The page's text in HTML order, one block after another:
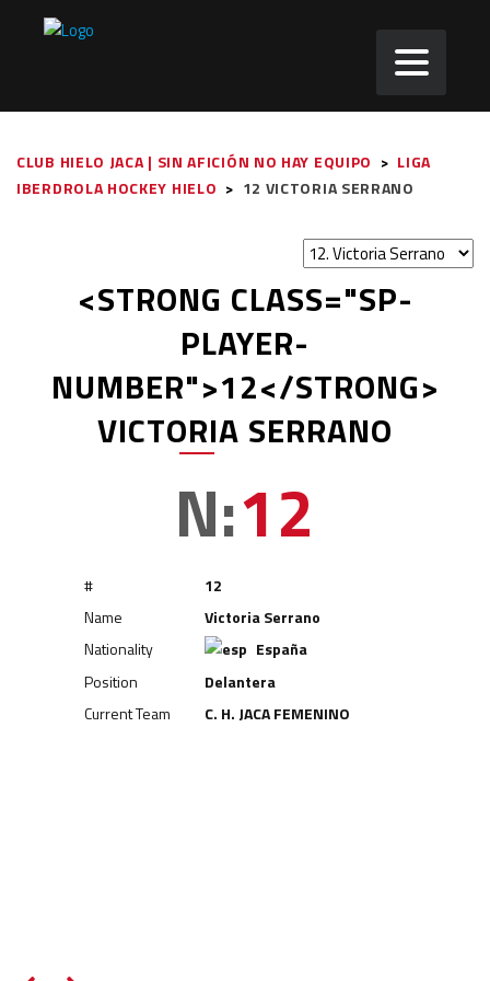
CLUB HIELO JACA | SIN AFICIÓN NO HAY EQUIPO > LIGA
IBERDROLA HOCKEY HIELO > 12 VICTORIA SERRANO
<STRONG CLASS="SP-
PLAYER-
NUMBER">12</STRONG>
VICTORIA SERRANO
N:12
#
12
Name
Victoria Serrano
Nationality
España
Position
Delantera
Current Team
C. H. JACA FEMENINO